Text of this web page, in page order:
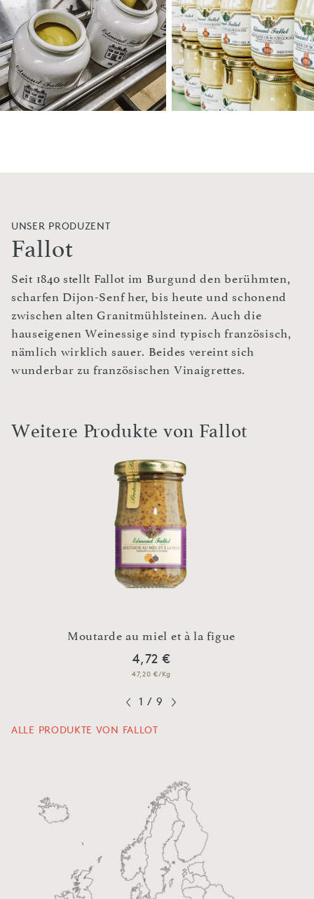
UNSER PRODUZENT
Fallot
Seit 1840 stellt Fallot im Burgund den berühmten,
scharfen Dijon-Senf her, bis heute und schonend
zwischen alten Granitmühlsteinen. Auch die
hauseigenen Weinessige sind typisch französisch,
nämlich wirklich sauer. Beides vereint sich
wunderbar zu französischen Vinaigrettes.
Weitere Produkte von Fallot
Moutarde au miel et à la figue
4,72 €
47,20 €/Kg
1 / 9
ALLE PRODUKTE VON FALLOT